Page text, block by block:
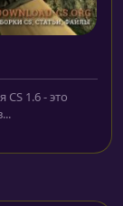
1.6 - это